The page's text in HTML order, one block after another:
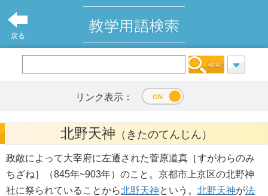
戻る
リンク表示：
北野天神 （きたのてんじん）
政敵によって大宰府に左遷された菅原道真［すがわらのみ
ちざね］（845年~903年）のこと。京都市上京区の北野神
社に祭られていることから北野天神という。 北野天神が法